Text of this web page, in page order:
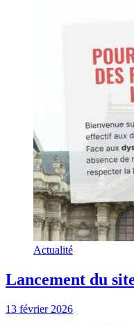
Actualité
Lancement du
13 février 2026